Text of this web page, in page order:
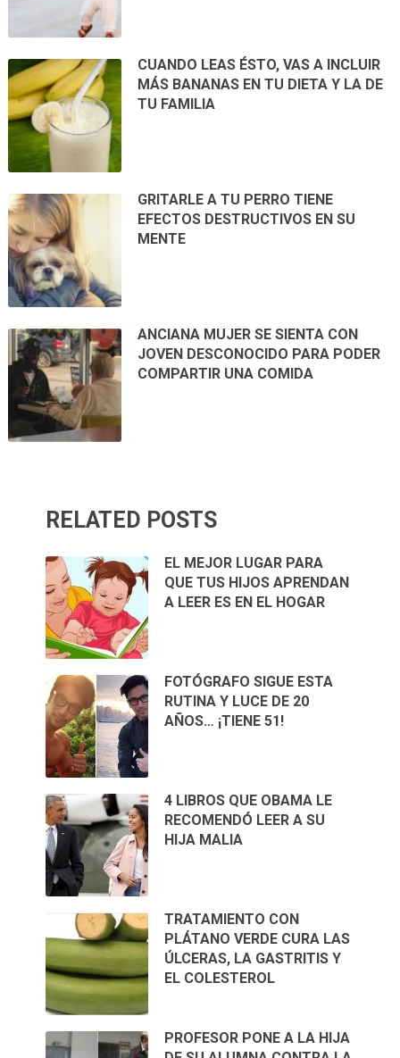
CUANDO LEAS ÉSTO, VAS A INCLUIR
MÁS BANANAS EN TU DIETA Y LA DE
TU FAMILIA
GRITARLE A TU PERRO TIENE
EFECTOS DESTRUCTIVOS EN SU
MENTE
ANCIANA MUJER SE SIENTA CON
JOVEN DESCONOCIDO PARA PODER
COMPARTIR UNA COMIDA
RELATED POSTS
EL MEJOR LUGAR PARA
QUE TUS HIJOS APRENDAN
A LEER ES EN EL HOGAR
FOTÓGRAFO SIGUE ESTA
RUTINA Y LUCE DE 20
AÑOS… ¡TIENE 51!
4 LIBROS QUE OBAMA LE
RECOMENDÓ LEER A SU
HIJA MALIA
TRATAMIENTO CON
PLÁTANO VERDE CURA LAS
ÚLCERAS, LA GASTRITIS Y
EL COLESTEROL
PROFESOR PONE A LA HIJA